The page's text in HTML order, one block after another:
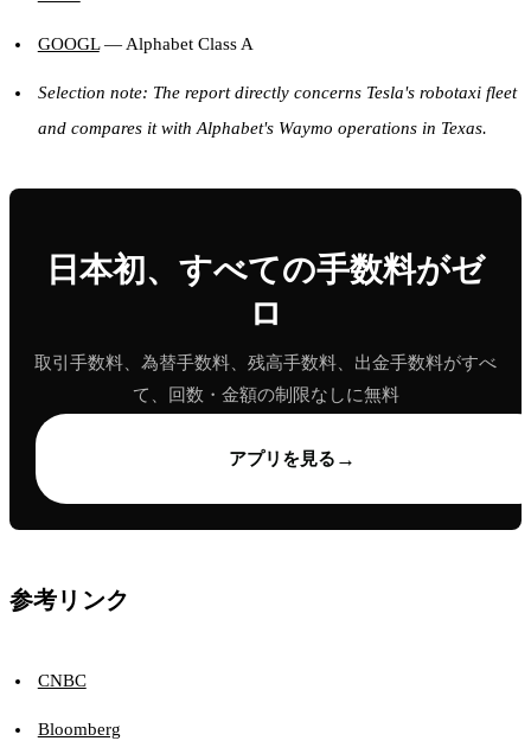
GOOGL— Alphabet Class A
Selection note: The report directly concerns Tesla's robotaxi fleet
and compares it with Alphabet's Waymo operations in Texas.
日本初、すべての手数料がゼ
ロ
取引手数料、為替手数料、残高手数料、出金手数料がすべ
て、回数・金額の制限なしに無料
アプリを見る →
参考リンク
CNBC
Bloomberg